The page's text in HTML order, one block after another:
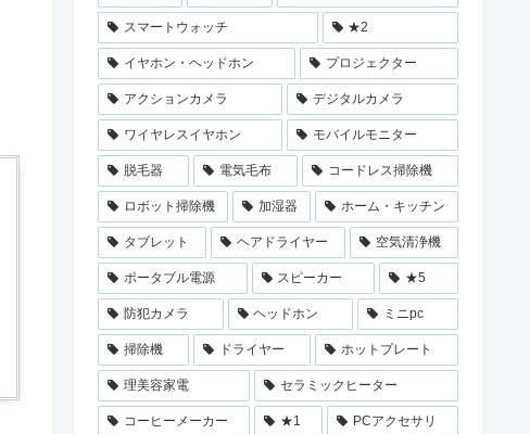
スマートウォッチ ★2
イヤホン・ヘッドホン プロジェクター
アクションカメラ デジタルカメラ
ワイヤレスイヤホン モバイルモニター
脱毛器 電気毛布 コードレス掃除機
ロボット掃除機 加湿器 ホーム・キッチン
タブレット ヘアドライヤー 空気清浄機
ポータブル電源 スピーカー ★5
防犯カメラ ヘッドホン ミニpc
掃除機 ドライヤー ホットプレート
理美容家電 セラミックヒーター
コーヒーメーカー ★1 PCアクセサリ